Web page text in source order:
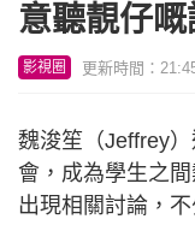
意聽靚仔
影視圈 更新時間：
魏浚笙（Jeffrey
會，成為學生之
出現相關討論，